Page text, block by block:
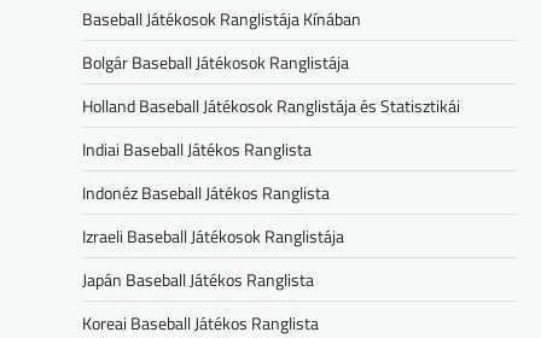
Baseball Játékosok Ranglistája Kínában
Bolgár Baseball Játékosok Ranglistája
Holland Baseball Játékosok Ranglistája és Statisztikái
Indiai Baseball Játékos Ranglista
Indonéz Baseball Játékos Ranglista
Izraeli Baseball Játékosok Ranglistája
Japán Baseball Játékos Ranglista
Koreai Baseball Játékos Ranglista